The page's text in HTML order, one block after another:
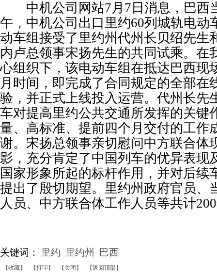
中机公司网站7月7日消息，巴西
午，中机公司出口里约60列城轨电动
动车组接受了里约州代州长贝绍先生
内卢总领事宋扬先生的共同试乘。在
心组织下，该电动车组在抵达巴西现
月时间，即完成了合同规定的全部在
验，并正式上线投入运营。代州长先
车对提高里约公共交通所发挥的关键
量、高标准、提前四个月交付的工作
谢。宋扬总领事亲切慰问中方联合体
影，充分肯定了中国列车的优异表现
国家形象所起的标杆作用，并对后续
提出了殷切期望。里约州政府官员、
人员、中方联合体工作人员等共计
关键词： 里约 里约州 巴西
【收藏】 【打印】 【关闭】
【返回顶部】